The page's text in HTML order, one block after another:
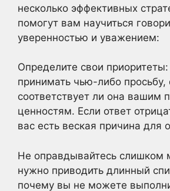
несколько эффективных
помогут вам научиться
уверенностью и уважением:
Определите свои
принимать чью-либо просьбу,
соответствует ли она вашим
ценностям. Если ответ
вас есть веская причина для
Не оправдывайтесь слишком
нужно приводить длинный
почему вы не можете